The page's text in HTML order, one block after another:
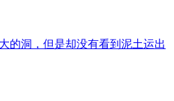
的洞，但是却没有看到泥土运出